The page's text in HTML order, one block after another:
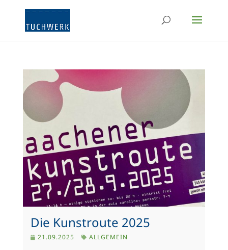
Die Kunstroute 2025
21.09.2025 ALLGEMEIN